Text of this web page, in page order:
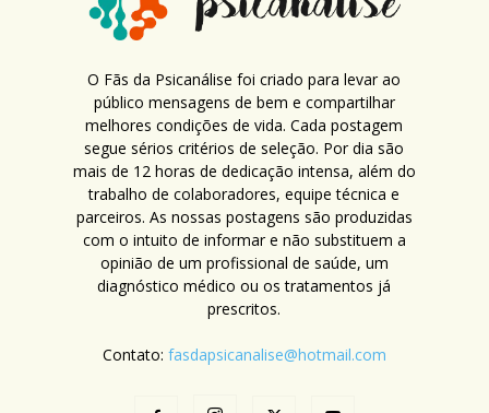
O Fãs da Psicanálise foi criado para levar ao
público mensagens de bem e compartilhar
melhores condições de vida. Cada postagem
segue sérios critérios de seleção. Por dia são
mais de 12 horas de dedicação intensa, além do
trabalho de colaboradores, equipe técnica e
parceiros. As nossas postagens são produzidas
com o intuito de informar e não substituem a
opinião de um profissional de saúde, um
diagnóstico médico ou os tratamentos já
prescritos.
Contato: fasdapsicanalise@hotmail.com